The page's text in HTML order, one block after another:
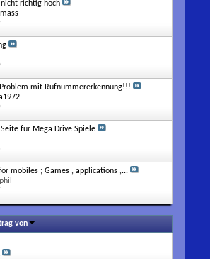
richtig hoch
mit Rufnummererkennung!!!
für Mega Drive Spiele
mobiles ; Games , applications ,...
von